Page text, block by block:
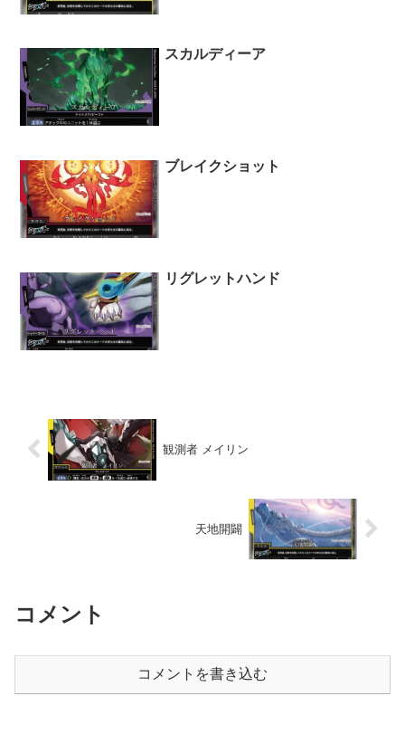
スカルディーア
ブレイクショット
リグレットハンド
観測者 メイリン
天地開闢
コメント
コメントを書き込む